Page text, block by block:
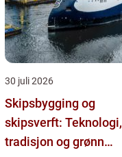
30 juli 2026
Skipsbygging og
skipsverft: Teknologi,
tradisjon og grønn